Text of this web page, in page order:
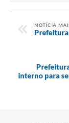
NOTÍCIA
Prefeitura
interno para